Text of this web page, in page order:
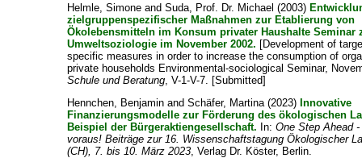
Helmle, Simone andSuda, Prof. Dr. Michael (2003)
zielgruppenspezifischer Maßnahmen zur Etablierung von
Ökolebensmitteln im Konsum privater Haushalte Seminar
Umweltsoziologie im November 2002. [Development of
specific measures in order to increase the consumption of
private households Environmental-sociological Seminar,
Schule und Beratung, V-1-V-7. [Submitted]
Hennchen, Benjamin andSchäfer, Martina(2023) Innovative
Finanzierungsmodelle zur Förderung des ökologischen
Beispiel der Bürgeraktiengesellschaft. In:One Step Ahead
voraus! Beiträge zur 16. Wissenschaftstagung Ökologischer
(CH), 7. bis 10. März 2023, Verlag Dr. Köster, Berlin.